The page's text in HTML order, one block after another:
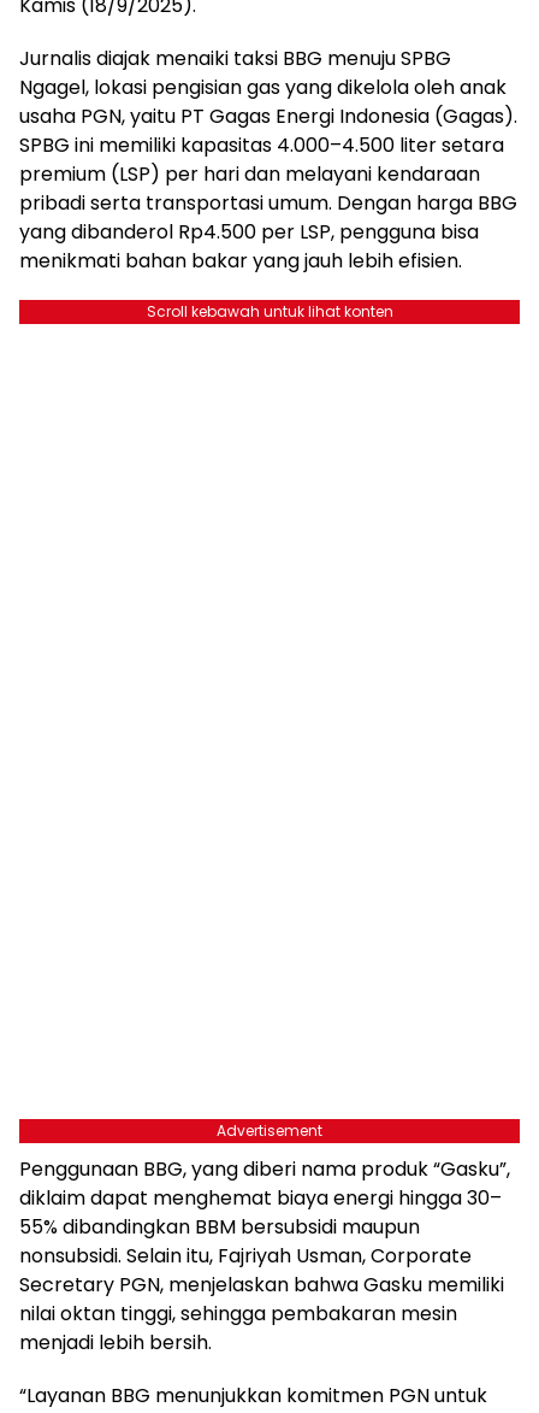
Jurnalis diajak menaiki taksi BBG menuju SPBG
Ngagel, lokasi pengisian gas yang dikelola oleh anak
usaha PGN, yaitu PT Gagas Energi Indonesia (Gagas).
SPBG ini memiliki kapasitas 4.000–4.500 liter setara
premium (LSP) per hari dan melayani kendaraan
pribadi serta transportasi umum. Dengan harga BBG
yang dibanderol Rp4.500 per LSP, pengguna bisa
menikmati bahan bakar yang jauh lebih efisien.
Scroll kebawah untuk lihat konten
Advertisement
Penggunaan BBG, yang diberi nama produk “Gasku”,
diklaim dapat menghemat biaya energi hingga 30–
55% dibandingkan BBM bersubsidi maupun
nonsubsidi. Selain itu, Fajriyah Usman, Corporate
Secretary PGN, menjelaskan bahwa Gasku memiliki
nilai oktan tinggi, sehingga pembakaran mesin
menjadi lebih bersih.
“Layanan BBG menunjukkan komitmen PGN untuk